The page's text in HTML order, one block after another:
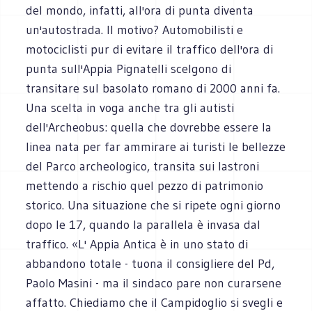
del mondo, infatti, all'ora di punta diventa
un'autostrada. Il motivo? Automobilisti e
motociclisti pur di evitare il traffico dell'ora di
punta sull'Appia Pignatelli scelgono di
transitare sul basolato romano di 2000 anni fa.
Una scelta in voga anche tra gli autisti
dell'Archeobus: quella che dovrebbe essere la
linea nata per far ammirare ai turisti le bellezze
del Parco archeologico, transita sui lastroni
mettendo a rischio quel pezzo di patrimonio
storico. Una situazione che si ripete ogni giorno
dopo le 17, quando la parallela è invasa dal
traffico. «L' Appia Antica è in uno stato di
abbandono totale - tuona il consigliere del Pd,
Paolo Masini - ma il sindaco pare non curarsene
affatto. Chiediamo che il Campidoglio si svegli e